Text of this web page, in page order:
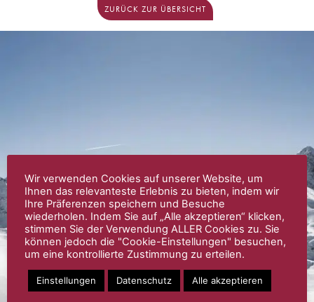
ZURÜCK ZUR ÜBERSICHT
Wir verwenden Cookies auf unserer Website, um
Ihnen das relevanteste Erlebnis zu bieten, indem wir
Ihre Präferenzen speichern und Besuche
wiederholen. Indem Sie auf „Alle akzeptieren“ klicken,
stimmen Sie der Verwendung ALLER Cookies zu. Sie
können jedoch die "Cookie-Einstellungen" besuchen,
um eine kontrollierte Zustimmung zu erteilen.
Einstellungen Datenschutz Alle akzeptieren